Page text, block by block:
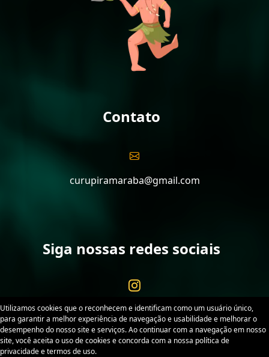
Contato
curupiramaraba@gmail.com
Siga nossas redes sociais
Curupira Marabá. Desenvolvido por
Utilizamos cookies que o reconhecem e identificam como um usuário único,
para garantir a melhor experiência de navegação e usabilidade e melhorar o
desempenho do nosso site e serviços. Ao continuar com a navegação em nosso
site, você aceita o uso de cookies e concorda com a nossa política de
privacidade e termos de uso.